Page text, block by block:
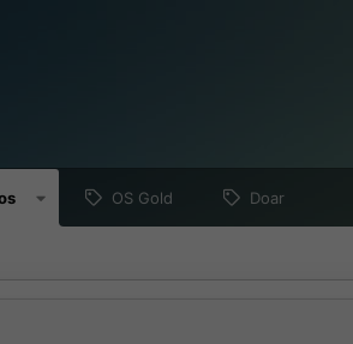
OS Gold Doar